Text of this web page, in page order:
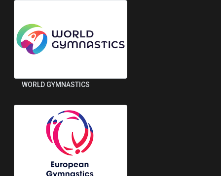
WORLD GYMNASTICS